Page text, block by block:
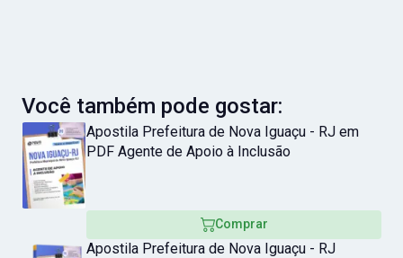
Você também pode gostar:
Apostila Prefeitura de Nova Iguaçu - RJ em
PDF Agente de Apoio à Inclusão
Comprar
Apostila Prefeitura de Nova Iguaçu - RJ